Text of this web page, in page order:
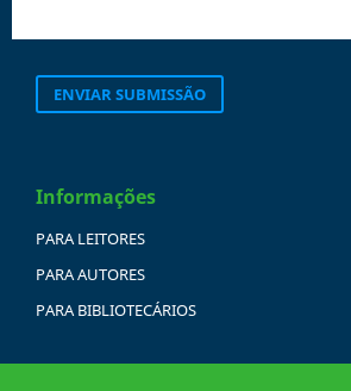
ENVIAR SUBMISSÃO
Informações
PARA LEITORES
PARA AUTORES
PARA BIBLIOTECÁRIOS